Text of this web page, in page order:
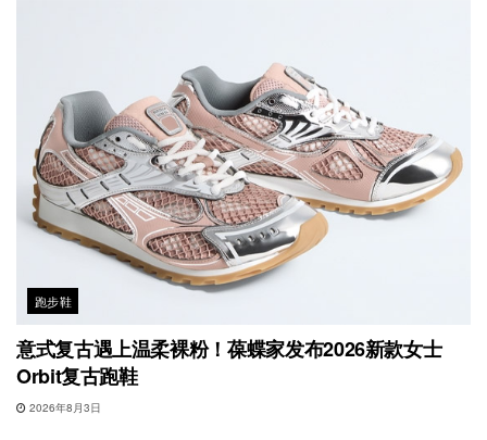
跑步鞋
意式复古遇上温柔裸粉！葆蝶家发布2026新款女士
Orbit复古跑鞋
2026年8月3日